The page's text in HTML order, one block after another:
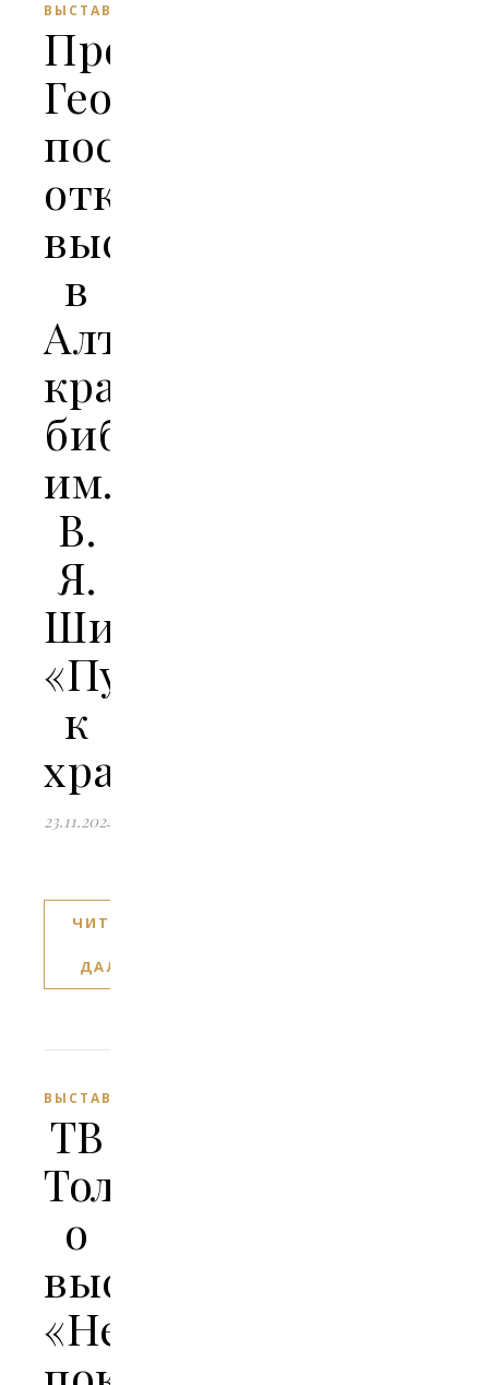
ВЫСТАВКИ
Протоиерей
Георгий
посетил
открытие
выставки
в
Алтайской
краевой
библиотеке
им.
В.
Я.
Шишкова
«Путь
к
храму»
23.11.2024
ЧИТАТЬ
ДАЛЕЕ
ВЫСТАВКИ
ТВ
Толк
о
выставке
«Небесные